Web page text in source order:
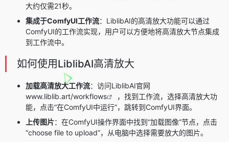
大约仅需21秒。
集成于ComfyUI工作流：LiblibAI的高清放大功能可以通过
ComfyUI的工作流实现，用户可以方便地将高清放大节点集成
到工作流中。
如何使用LiblibAI高清放大
加载高清放大工作流：访问LiblibAI官网
www.liblib.art/workflows
，找到工作流，选择高清放大功
能，点击“在ComfyUI中运行”，跳转到ComfyUI界面。
上传图片：在ComfyUI操作界面中找到“加载图像”节点，点击
“choose file to upload”，从电脑中选择需要放大的图片。